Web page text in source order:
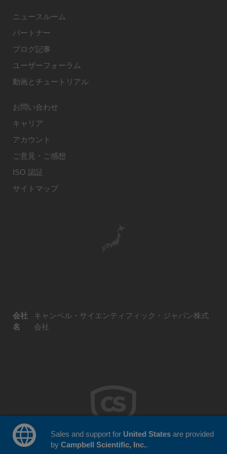
ニュースルーム
パートナー
ブログ記事
ユーザーフォーラム
動画とチュートリアル
お問い合わせ
キャリア
アカウント
ご意見・ご感想
ISO 認証
サイトマップ
会社
名
キャンベル・サイエンティフィック・ジャパン株式
会社
Sales and support for United Statesare provided
by Campbell Scientific, Inc..